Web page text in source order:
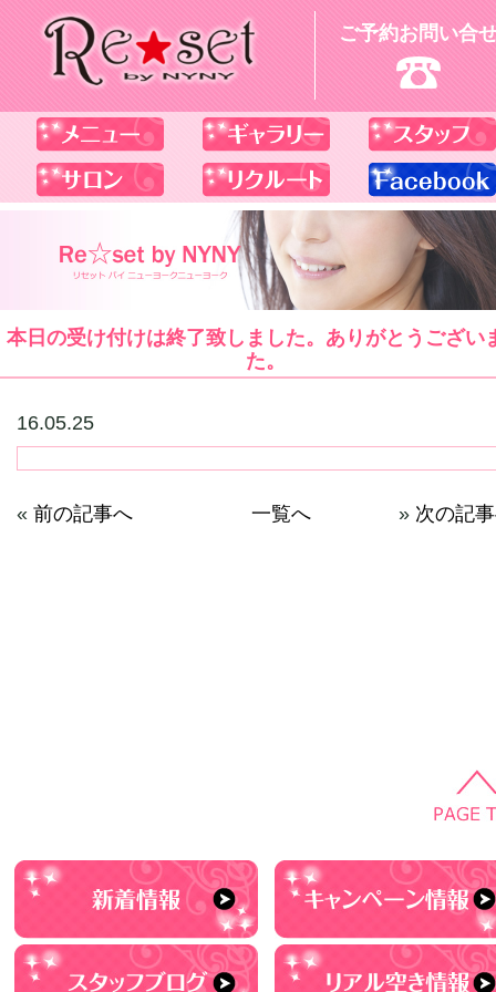
ご予約お問い合
本日の受け付けは終了致しました。ありがとうござい
た。
16.05.25
« 前の記事へ 一覧へ » 次の記